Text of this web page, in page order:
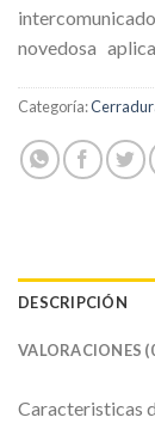
novedosa
Categoría:
DESCRIPCIÓN
VALORACIONES
Caracteristicas